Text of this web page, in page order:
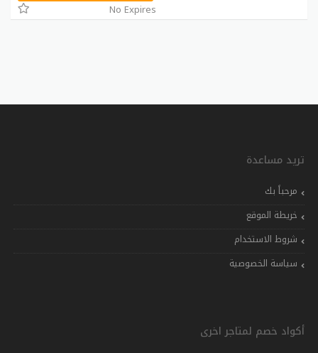
No Expires
تريد مساعدة
مرحباً بك
خريطة الموقع
شروط الاستخدام
سياسة الخصوصية
أكواد خصم لمتاجر اخرى